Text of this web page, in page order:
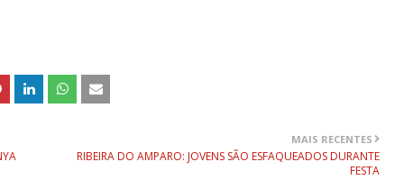
MAIS RECENTES
RIBEIRA DO AMPARO: JOVENS SÃO ESFAQUEADOS DURANTE
FESTA